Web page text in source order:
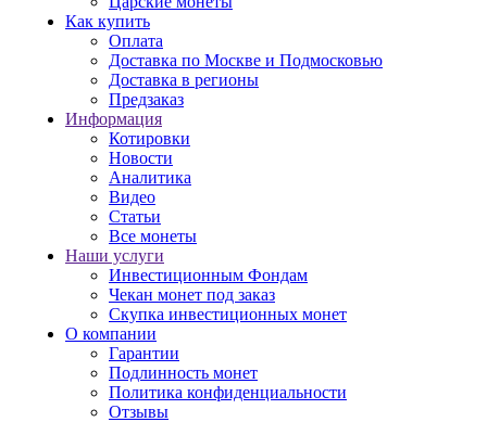
Как купить
Оплата
Доставка по Москве и Подмосковью
Доставка в регионы
Предзаказ
Информация
Котировки
Новости
Аналитика
Видео
Статьи
Все монеты
Наши услуги
Инвестиционным Фондам
Чекан монет под заказ
Скупка инвестиционных монет
О компании
Гарантии
Подлинность монет
Политика конфиденциальности
Отзывы